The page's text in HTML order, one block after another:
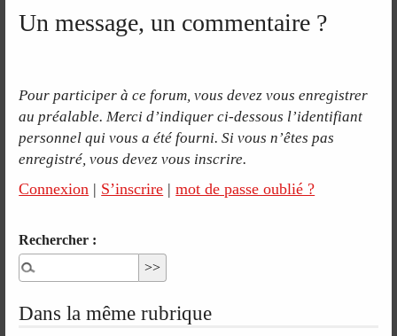
Un message, un commentaire ?
Pour participer à ce forum, vous devez vous enregistrer
au préalable. Merci d’indiquer ci-dessous l’identifiant
personnel qui vous a été fourni. Si vous n’êtes pas
enregistré, vous devez vous inscrire.
Connexion | S’inscrire |mot de passe oublié ?
Rechercher :
Dans la même rubrique